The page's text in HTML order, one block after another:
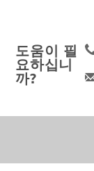
도움이 필
요하십니
까?